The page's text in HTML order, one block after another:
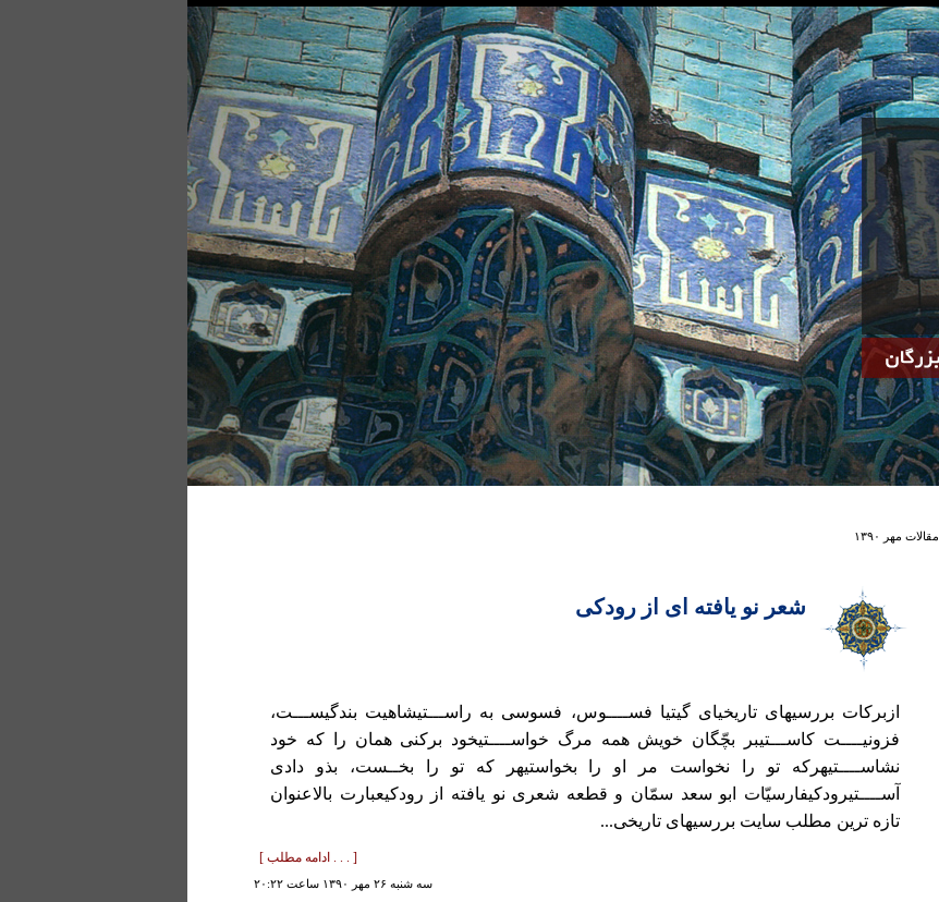
مقالات مهر ۱۳۹۰
شعر نو یافته ای از رودکی
ازبرکات بررسیهای تاریخیای گیتیا فســــوس، فسوسی به راســـتیشاهیت بندگیســـت،
فزونیــــت کاســـتیبر بچّگان خویش همه مرگ خواســــتیخود برکنی همان را که خود
نشاســــتیهرکه تو را نخواست مر او را بخواستیهر که تو را بخــست، بذو دادی
آســــتیرودکیفارسيّات ابو سعد سمّان و قطعه شعری نو يافته از رودکیعبارت بالاعنوان
تازه ترین مطلب سایت بررسیهای تاریخی...
[ . . . ادامه مطلب ]
سه شنبه ۲۶ مهر ۱۳۹۰ ساعت ۲۰:۲۲